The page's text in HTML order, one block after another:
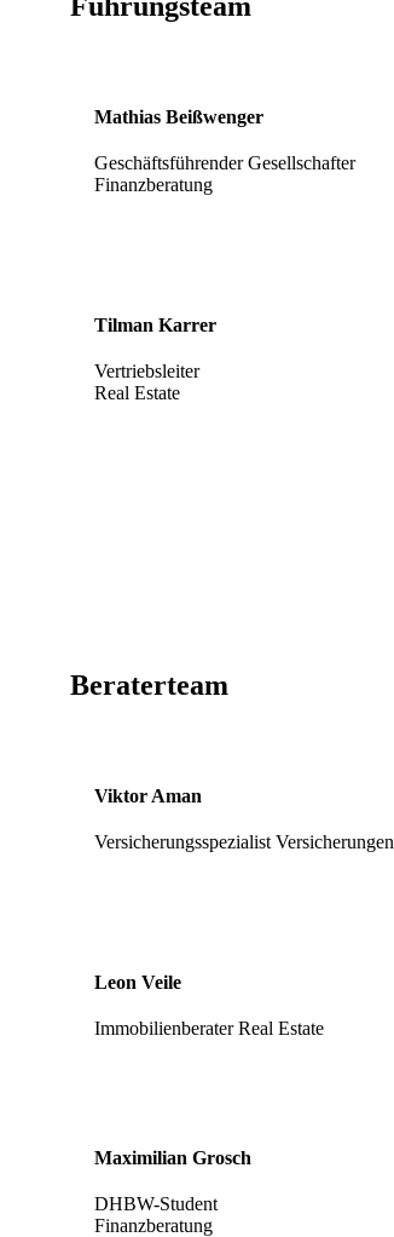
Mathias Beißwenger
Geschäftsführender Gesellschafter
Finanzberatung
Tilman Karrer
Vertriebsleiter
Real Estate
Beraterteam
Viktor Aman
Versicherungsspezialist Versicherungen
Leon Veile
Immobilienberater Real Estate
Maximilian Grosch
DHBW-Student
Finanzberatung